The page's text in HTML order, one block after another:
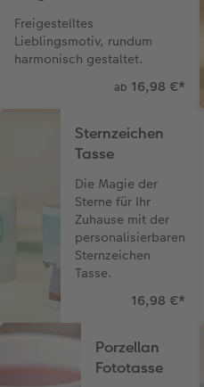
Freigestelltes
Lieblingsmotiv, rundum
harmonisch gestaltet.
ab 16,98 €*
Sternzeichen
Tasse
Die Magie der
Sterne für Ihr
Zuhause mit der
personalisierbaren
Sternzeichen
Tasse.
16,98 €*
Porzellan
Fototasse